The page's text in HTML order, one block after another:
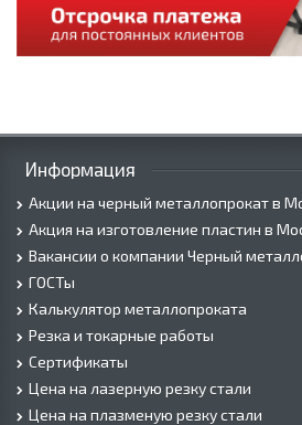
Информация
Акции на черный металлопрокат в
Акция на изготовление пластин в
Вакансии о компании Черный
ГОСТы
Калькулятор металлопроката
Резка и токарные работы
Сертификаты
Цена на лазерную резку стали
Цена на плазменую резку стали